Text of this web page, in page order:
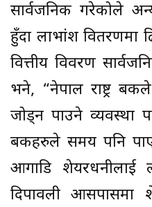
सार्वजनिक गरेकोले
हुँदा लाभांश वितरणमा
वित्तीय विवरण
भने, “नेपाल राष्ट्र
जोड्न पाउने व्यवस्था
बैंकहरुले समय पनि
आगाडि शेयरधनीलाई
दिपावली आसपासमा